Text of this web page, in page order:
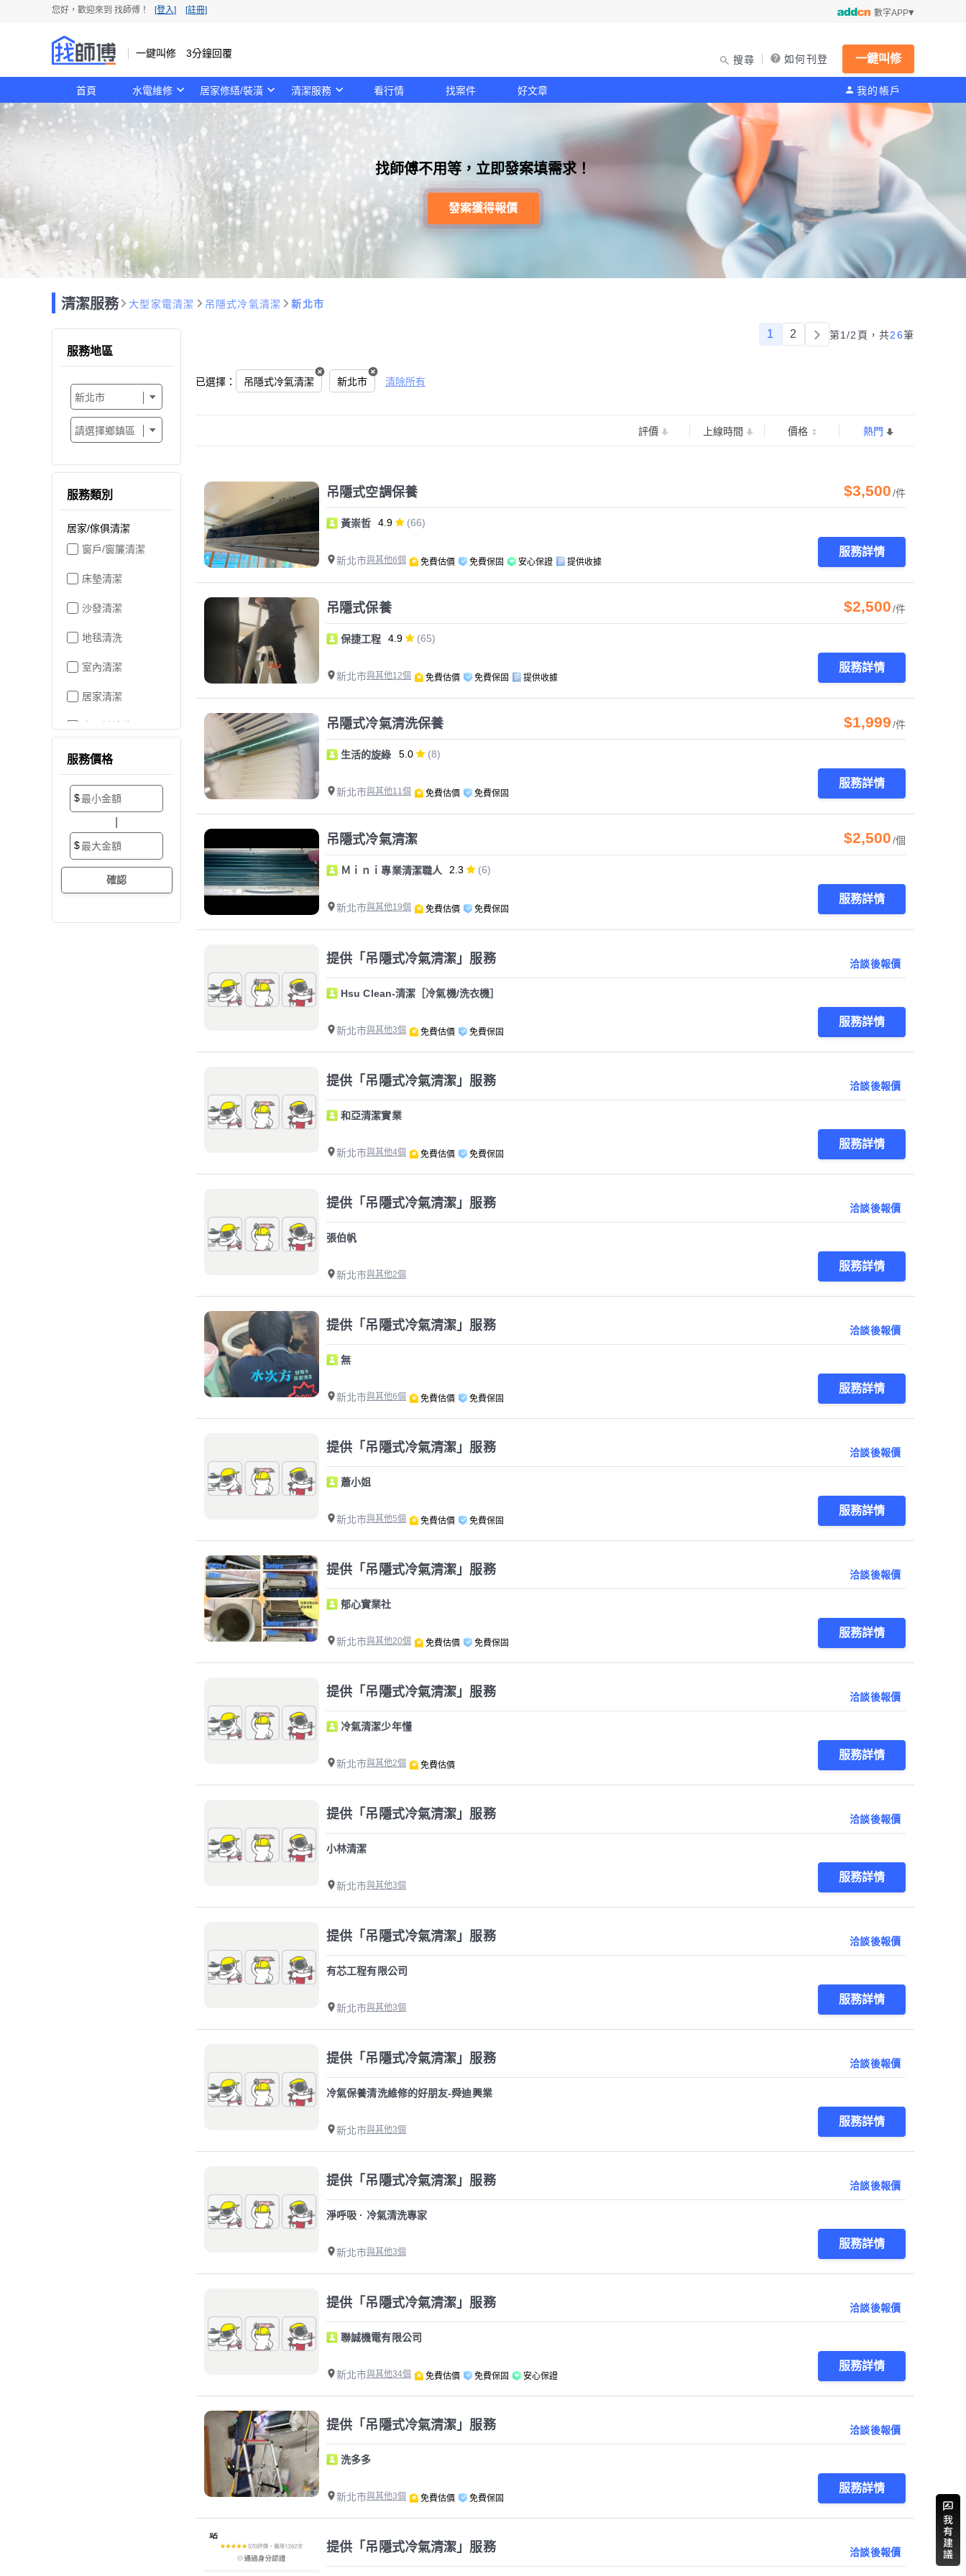
您好，歡迎來到 找師傅！ [登入] [註冊] 數字APP
一鍵叫修 3分鐘回覆
搜尋 如何刊登 一鍵叫修
首頁 水電維修 居家修繕/裝潢 清潔服務 看行情 找案件 好文章 我的帳戶
找師傅不用等，立即發案填需求！
發案獲得報價
清潔服務 大型家電清潔 吊隱式冷氣清潔 新北市
1 2 第1/2頁， 共26筆
已選擇： 吊隱式冷氣清潔 新北市 清除所有
服務地區
服務類別
居家/傢俱清潔
窗戶/窗簾清潔
床墊清潔
沙發清潔
地毯清洗
室內清潔
居家清潔
空屋打掃
居家收納
搬家/裝潢後清潔
大掃除
辦公室清潔
服務價格
$
$
評價 上線時間 價格 熱門
吊隱式空調保養 $3,500/件
黃崇哲 4.9 (66)
新北市與其他6個 免費估價 免費保固 安心保證 提供收據
服務詳情
吊隱式保養 $2,500/件
保捷工程 4.9 (65)
新北市與其他12個 免費估價 免費保固 提供收據
服務詳情
吊隱式冷氣清洗保養 $1,999/件
生活的旋綠 5.0 (8)
新北市與其他11個 免費估價 免費保固
服務詳情
吊隱式冷氣清潔 $2,500/個
Ｍｉｎｉ專業清潔職人 2.3 (6)
新北市與其他19個 免費估價 免費保固
服務詳情
提供「吊隱式冷氣清潔」服務 洽談後報價
Hsu Clean-清潔［冷氣機/洗衣機］
新北市與其他3個 免費估價 免費保固
服務詳情
提供「吊隱式冷氣清潔」服務 洽談後報價
和亞清潔實業
新北市與其他4個 免費估價 免費保固
服務詳情
提供「吊隱式冷氣清潔」服務 洽談後報價
張伯帆
新北市與其他2個
服務詳情
提供「吊隱式冷氣清潔」服務 洽談後報價
無
新北市與其他6個 免費估價 免費保固
服務詳情
提供「吊隱式冷氣清潔」服務 洽談後報價
蕭小姐
新北市與其他5個 免費估價 免費保固
服務詳情
提供「吊隱式冷氣清潔」服務 洽談後報價
郁心實業社
新北市與其他20個 免費估價 免費保固
服務詳情
提供「吊隱式冷氣清潔」服務 洽談後報價
冷氣清潔少年懂
新北市與其他2個 免費估價
服務詳情
提供「吊隱式冷氣清潔」服務 洽談後報價
小林清潔
新北市與其他3個
服務詳情
提供「吊隱式冷氣清潔」服務 洽談後報價
有芯工程有限公司
新北市與其他3個
服務詳情
提供「吊隱式冷氣清潔」服務 洽談後報價
冷氣保養清洗維修的好朋友-舜迪興業
新北市與其他3個
服務詳情
提供「吊隱式冷氣清潔」服務 洽談後報價
淨呼吸 · 冷氣清洗專家
新北市與其他3個
服務詳情
提供「吊隱式冷氣清潔」服務 洽談後報價
聯誠機電有限公司
新北市與其他34個 免費估價 免費保固 安心保證
服務詳情
提供「吊隱式冷氣清潔」服務 洽談後報價
洗多多
新北市與其他3個 免費估價 免費保固
服務詳情
提供「吊隱式冷氣清潔」服務 洽談後報價